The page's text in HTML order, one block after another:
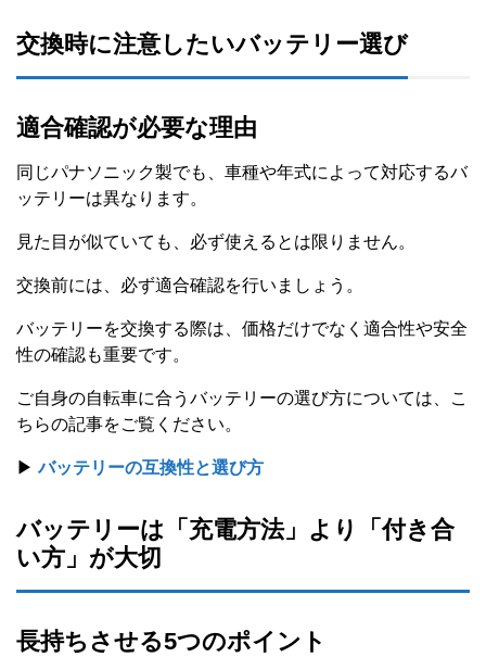
交換時に注意したいバッテリー選び
適合確認が必要な理由
同じパナソニック製でも、車種や年式によって対応するバ
ッテリーは異なります。
見た目が似ていても、必ず使えるとは限りません。
交換前には、必ず適合確認を行いましょう。
バッテリーを交換する際は、価格だけでなく適合性や安全
性の確認も重要です。
ご自身の自転車に合うバッテリーの選び方については、こ
ちらの記事をご覧ください。
▶バッテリーの互換性と選び方
バッテリーは「充電方法」より「付き合
い方」が大切
長持ちさせる5つのポイント